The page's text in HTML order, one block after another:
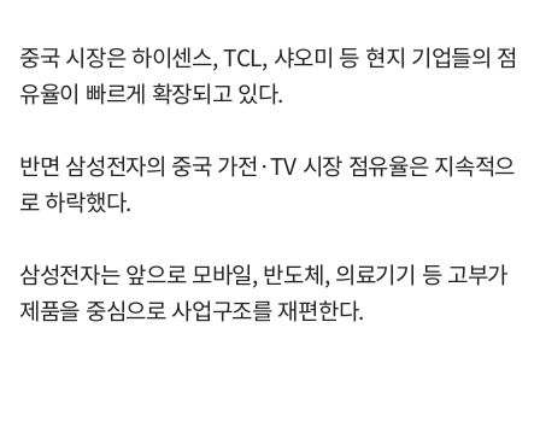
중국 시장은 하이센스, TCL, 샤오미 등 현지 기업들의 점
유율이 빠르게 확장되고 있다.
반면 삼성전자의 중국 가전·TV 시장 점유율은 지속적으
로 하락했다.
삼성전자는 앞으로 모바일, 반도체, 의료기기 등 고부가
제품을 중심으로 사업구조를 재편한다.